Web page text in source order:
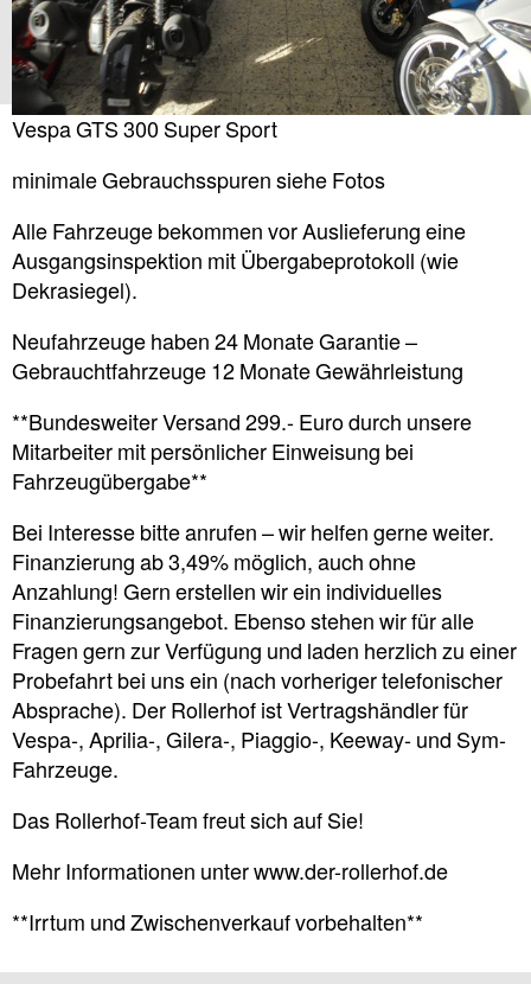
Vespa GTS 300 Super Sport
minimale Gebrauchsspuren siehe Fotos
Alle Fahrzeuge bekommen vor Auslieferung eine
Ausgangsinspektion mit Übergabeprotokoll (wie
Dekrasiegel).
Neufahrzeuge haben 24 Monate Garantie –
Gebrauchtfahrzeuge 12 Monate Gewährleistung
**Bundesweiter Versand 299.- Euro durch unsere
Mitarbeiter mit persönlicher Einweisung bei
Fahrzeugübergabe**
Bei Interesse bitte anrufen – wir helfen gerne weiter.
Finanzierung ab 3,49% möglich, auch ohne
Anzahlung! Gern erstellen wir ein individuelles
Finanzierungsangebot. Ebenso stehen wir für alle
Fragen gern zur Verfügung und laden herzlich zu einer
Probefahrt bei uns ein (nach vorheriger telefonischer
Absprache). Der Rollerhof ist Vertragshändler für
Vespa-, Aprilia-, Gilera-, Piaggio-, Keeway- und Sym-
Fahrzeuge.
Das Rollerhof-Team freut sich auf Sie!
Mehr Informationen unter www.der-rollerhof.de
**Irrtum und Zwischenverkauf vorbehalten**